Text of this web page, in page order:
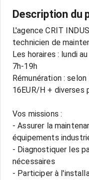
Description du
L'agence CRIT
technicien de
Les horaires : lundi
7h-19h
Rémunération :
16EUR/H + diverses
Vos missions :
- Assurer la
équipements
- Diagnostiquer les
nécessaires
- Participer à